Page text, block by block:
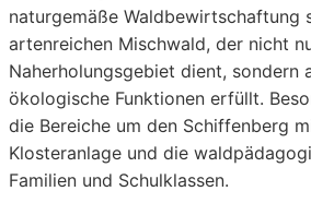
naturgemäße Waldbewirtschaftung
artenreichen Mischwald, der nicht
Naherholungsgebiet dient, sondern
ökologische Funktionen erfüllt.
die Bereiche um den Schiffenberg
Klosteranlage und die
Familien und Schulklassen.